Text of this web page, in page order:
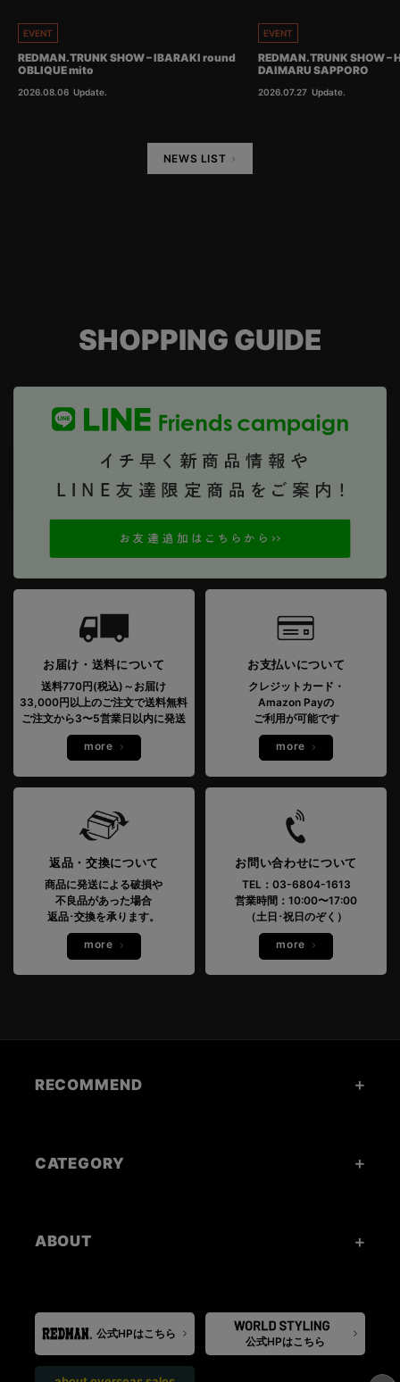
EVENT
REDMAN.TRUNK SHOW – IBARAKI round
OBLIQUE mito
2026.08.06 Update.
EVENT
REDMAN.TRUNK SHOW
DAIMARU SAPPORO
2026.07.27 Update.
NEWS LIST
SHOPPING GUIDE
お届け・送料について
送料770円(税込)～お届け
33,000円以上のご注文で送料無料
ご注文から3〜5営業日以内に発送
more
お支払いについて
クレジットカード・
Amazon Payの
ご利用が可能です
more
返品・交換について
商品に発送による破損や
不良品があった場合
返品･交換を承ります。
more
お問い合わせについて
TEL：03-6804-1613
営業時間：10:00〜17:00
（土日･祝日のぞく）
more
RECOMMEND
CATEGORY
ABOUT
公式HPはこちら
公式HPはこちら